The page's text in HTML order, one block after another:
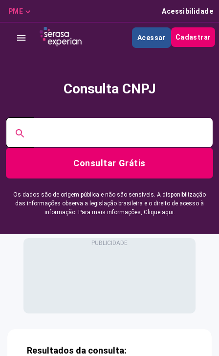
PME Acessibilidade
Acessar Cadastrar
Consulta CNPJ
Consultar Grátis
Os dados são de origem pública e não são sensíveis. A disponibilização
das informações observa a legislação brasileira e o direito de acesso à
informação. Para mais informações, Clique aqui.
Resultados da consulta: